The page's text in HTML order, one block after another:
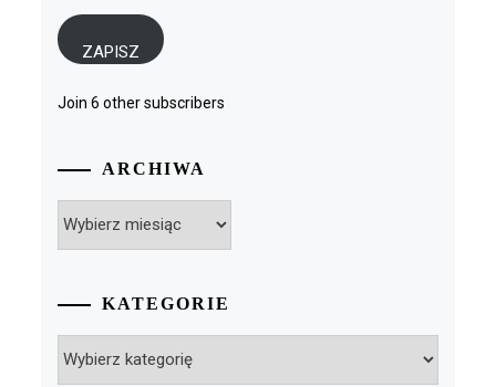
ZAPISZ
Join 6 other subscribers
ARCHIWA
KATEGORIE